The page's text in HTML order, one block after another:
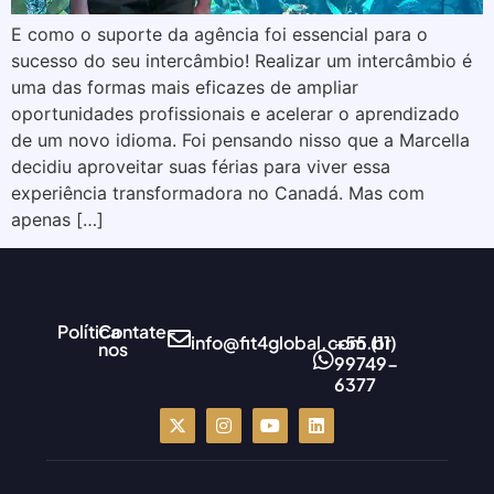
E como o suporte da agência foi essencial para o
sucesso do seu intercâmbio! Realizar um intercâmbio é
uma das formas mais eficazes de ampliar
oportunidades profissionais e acelerar o aprendizado
de um novo idioma. Foi pensando nisso que a Marcella
decidiu aproveitar suas férias para viver essa
experiência transformadora no Canadá. Mas com
apenas […]
PolíticaContate-
nos info@fit4global.com.br
+55 (11)
99749-
6377